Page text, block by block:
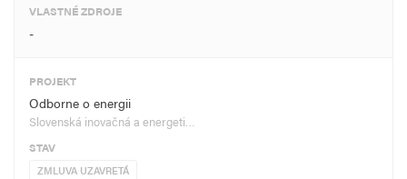
VLASTNÉ ZDROJE
-
PROJEKT
Odborne o energii
Slovenská inovačná a energeti…
STAV
ZMLUVA UZAVRETÁ